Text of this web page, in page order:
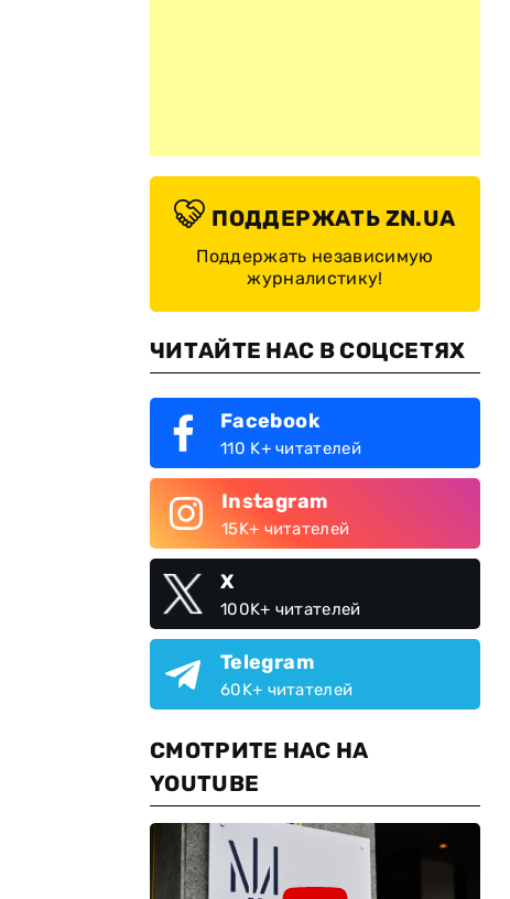
ПОДДЕРЖАТЬ ZN.UA
Поддержать независимую
журналистику!
ЧИТАЙТЕ НАС В СОЦСЕТЯХ
Facebook
110 K+ читателей
Instagram
15K+ читателей
X
100K+ читателей
Telegram
60K+ читателей
СМОТРИТЕ НАС НА
YOUTUBE